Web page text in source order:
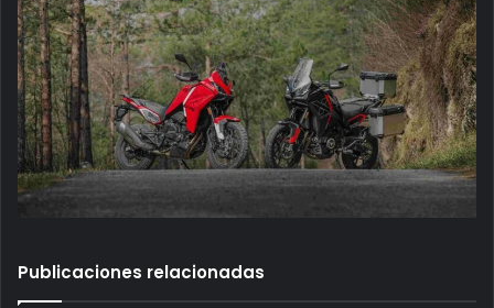
Publicaciones relacionadas